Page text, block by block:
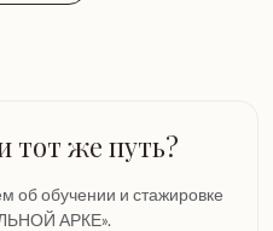
тот же путь?
об обучении и стажировке
АРКЕ».